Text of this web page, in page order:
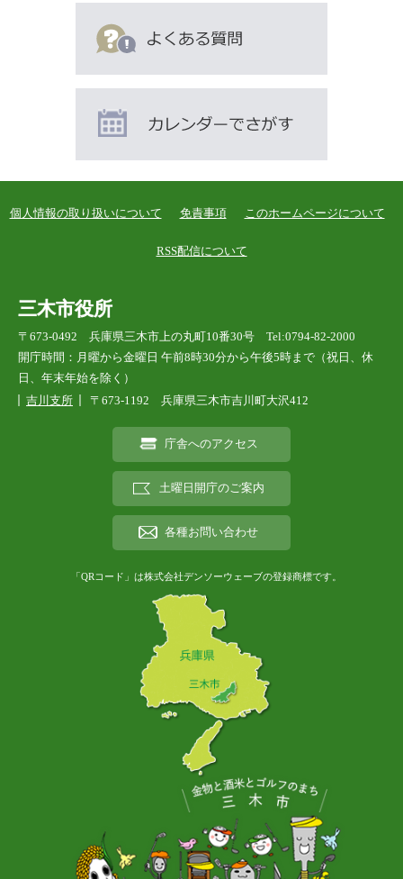
個人情報の取り扱いについて 免責事項 このホームページについて
RSS配信について
三木市役所
〒673-0492 兵庫県三木市上の丸町10番30号 Tel:0794-82-2000
開庁時間：月曜から金曜日 午前8時30分から午後5時まで（祝日、休
日、年末年始を除く）
吉川支所
〒673-1192 兵庫県三木市吉川町大沢412
庁舎へのアクセス
土曜日開庁のご案内
各種お問い合わせ
「QRコード」は株式会社デンソーウェーブの登録商標です。